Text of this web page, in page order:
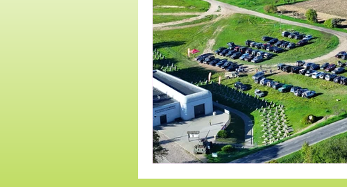
Imprezy atrakcje Drezdenko
Podróżuj z nami żaglówką
Tajemnice Mapy i Trasy